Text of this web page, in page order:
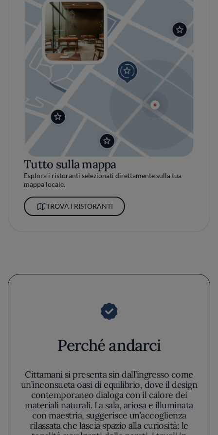
Tutto sulla mappa
Esplora i ristoranti selezionati direttamente sulla tua
mappa locale.
TROVA I RISTORANTI
Perché andarci
Cittamani si presenta sin dall’ingresso come
un’inconsueta oasi di equilibrio, dove il design
contemporaneo dialoga con il calore dei
materiali naturali. La sala, ariosa e illuminata
con maestria, suggerisce un’accoglienza
rilassata che lascia spazio alla curiosità: le